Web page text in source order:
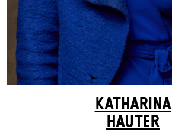
KATHARINA
HAUTER